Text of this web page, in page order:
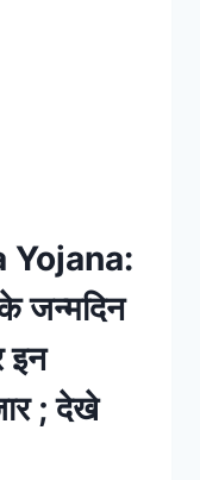
Yojana:
जन्मदिन
इन
; देखे